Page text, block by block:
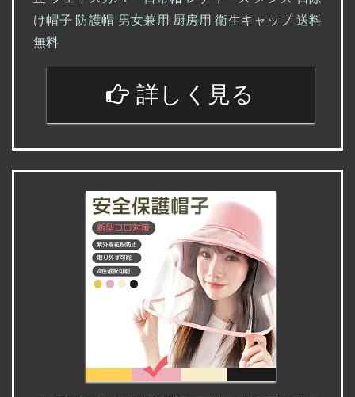
け帽子 防護帽 男女兼用 厨房用 衛生キャップ 送料
無料
詳しく見る